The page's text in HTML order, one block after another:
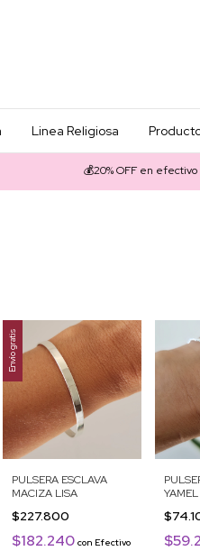
Linea Religiosa
OFF en efectivo 🏦 10%OFF
Envío gratis
PULSERA ESCLAVA
MACIZA LISA
$227.800
$182.240 con Efectivo
YAMEL